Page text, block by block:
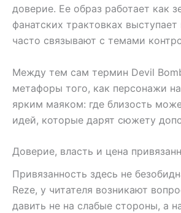
доверие. Ее образ работает как
фанатских трактовках
часто связывают с темами
Между тем сам термин Devil
метафоры того, как персонажи
ярким маяком: где близость
идей, которые дарят сюжету
Доверие, власть и цена
Привязанность здесь не
Reze, у читателя возникают
давить не на слабые стороны, а